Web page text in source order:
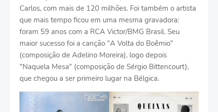
Carlos, com mais de 120 milhões. Foi também o artista
que mais tempo ficou em uma mesma gravadora:
foram 59 anos com a RCA Victor/BMG Brasil. Seu
maior sucesso foi a canção "A Volta do Boêmio"
(composição de Adelino Moreira), logo depois
"Naquela Mesa" (composição de Sérgio Bittencourt),
que chegou a ser primeiro lugar na Bélgica.